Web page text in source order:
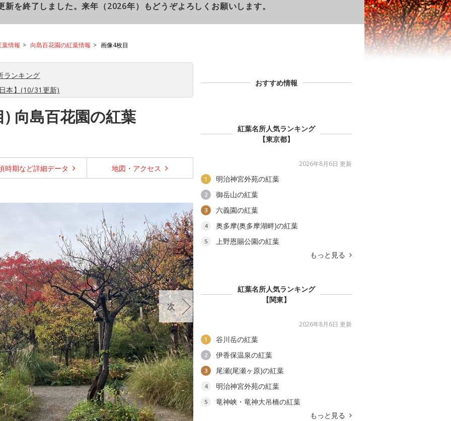
新を終了しました。来年（2026年）もどうぞよろしくお願いします。
葉情報 向島百花園の紅葉情報 画像4枚目
ランキング
本】(10/31更新)
向島百花園の紅葉
時期など詳細データ 地図・ アクセス
次
おすすめ情報
紅葉名所人気ランキング
【東京都】
2026年8月6日 更新
1 明治神宮外苑の紅葉
2 御岳山の紅葉
3 六義園の紅葉
4 奥多摩(奥多摩湖畔)の紅葉
5
上野恩賜公園の紅葉
もっと見る
紅葉名所人気ランキング
【関東】
2026年8月6日 更新
1 谷川岳の紅葉
2 伊香保温泉の紅葉
3 尾瀬(尾瀬ヶ原)の紅葉
4 明治神宮外苑の紅葉
5
竜神峡・竜神大吊橋の紅葉
もっと見る